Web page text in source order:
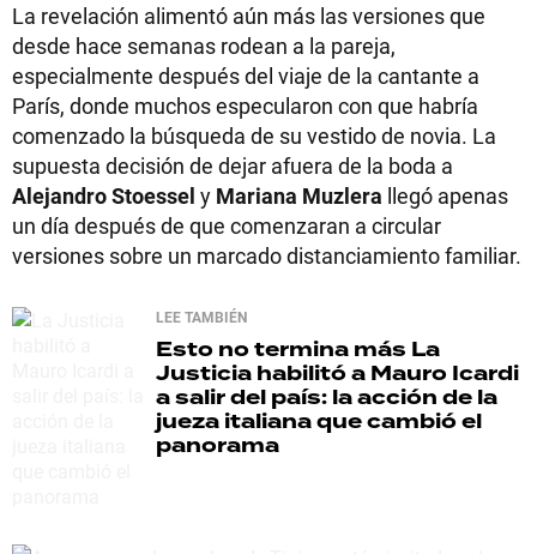
La revelación alimentó aún más las versiones que
desde hace semanas rodean a la pareja,
especialmente después del viaje de la cantante a
París, donde muchos especularon con que habría
comenzado la búsqueda de su vestido de novia. La
supuesta decisión de dejar afuera de la boda a
Alejandro Stoessel y Mariana Muzlera llegó apenas
un día después de que comenzaran a circular
versiones sobre un marcado distanciamiento familiar.
LEE TAMBIÉN
Esto no termina más La
Justicia habilitó a Mauro Icardi
a salir del país: la acción de la
jueza italiana que cambió el
panorama